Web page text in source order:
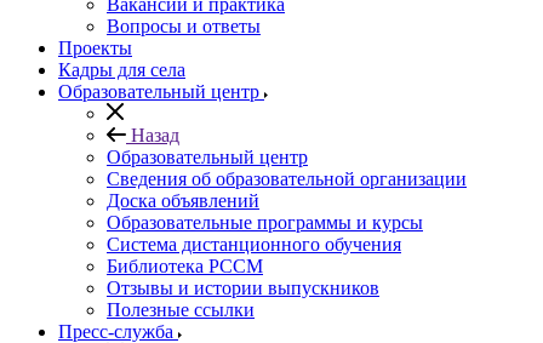
Вакансии и практика
Вопросы и ответы
Проекты
Кадры для села
Образовательный центр
Назад
Образовательный центр
Сведения об образовательной организации
Доска объявлений
Образовательные программы и курсы
Система дистанционного обучения
Библиотека РССМ
Отзывы и истории выпускников
Полезные ссылки
Пресс-служба